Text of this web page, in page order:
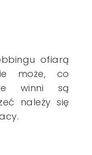
ofiarą
może, co
winni są
należy się